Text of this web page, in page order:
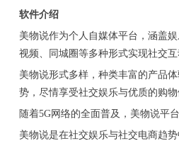
软件介绍
美物说作为个人自媒体平台，涵盖
视频、同城圈等多种形式实现社交互
美物说形式多样，种类丰富的产品
势，尽情享受社交娱乐与优质的购物
随着5G网络的全面普及，美物说平
美物说是在社交娱乐与社交电商趋